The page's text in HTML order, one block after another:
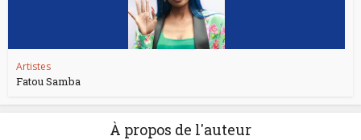
Artistes
Fatou Samba
À propos de l'auteur